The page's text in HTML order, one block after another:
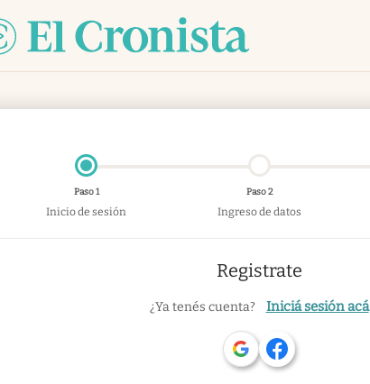
Paso 1
Inicio de sesión
Paso 2
Ingreso de datos
Registrate
¿Ya tenés cuenta? Iniciá sesión acá